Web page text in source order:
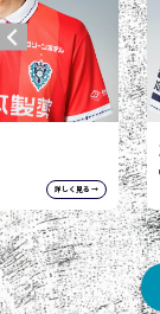
詳しく見る →